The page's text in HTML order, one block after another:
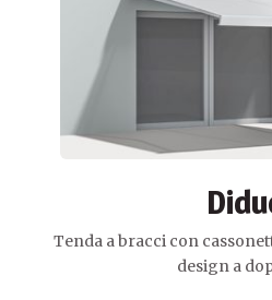
Tenda a bracci con
design a